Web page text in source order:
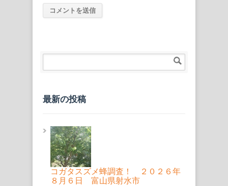
最新の投稿
コガタスズメ蜂調査！ ２０２６年
８月６日 富山県射水市